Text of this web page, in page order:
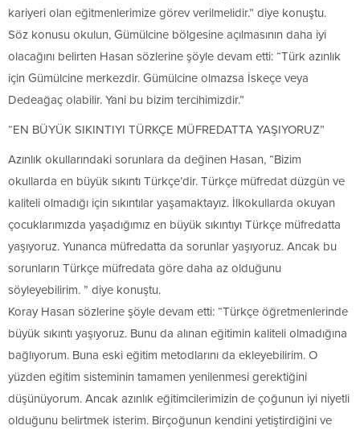
kariyeri olan eğitmenlerimize görev verilmelidir.” diye konuştu.
Söz konusu okulun, Gümülcine bölgesine açılmasının daha iyi
olacağını belirten Hasan sözlerine şöyle devam etti: “Türk azınlık
için Gümülcine merkezdir. Gümülcine olmazsa İskeçe veya
Dedeağaç olabilir. Yani bu bizim tercihimizdir.”
“EN BÜYÜK SIKINTIYI TÜRKÇE MÜFREDATTA YAŞIYORUZ”
Azınlık okullarındaki sorunlara da değinen Hasan, “Bizim
okullarda en büyük sıkıntı Türkçe’dir. Türkçe müfredat düzgün ve
kaliteli olmadığı için sıkıntılar yaşamaktayız. İlkokullarda okuyan
çocuklarımızda yaşadığımız en büyük sıkıntıyı Türkçe müfredatta
yaşıyoruz. Yunanca müfredatta da sorunlar yaşıyoruz. Ancak bu
sorunların Türkçe müfredata göre daha az olduğunu
söyleyebilirim. ” diye konuştu.
Koray Hasan sözlerine şöyle devam etti: “Türkçe öğretmenlerinde
büyük sıkıntı yaşıyoruz. Bunu da alınan eğitimin kaliteli olmadığına
bağlıyorum. Buna eski eğitim metodlarını da ekleyebilirim. O
yüzden eğitim sisteminin tamamen yenilenmesi gerektiğini
düşünüyorum. Ancak azınlık eğitimcilerimizin de çoğunun iyi niyetli
olduğunu belirtmek isterim. Birçoğunun kendini yetiştirdiğini ve